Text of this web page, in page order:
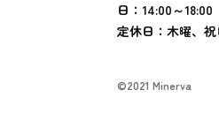
日：14:00～18:00
定休日：木曜、
©2021 Minerva